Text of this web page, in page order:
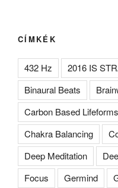
CÍMKÉK
432 Hz 2016 IS
Binaural Beats
Carbon Based Lifeforms
Chakra Balancing
Deep Meditation
Focus
Germind